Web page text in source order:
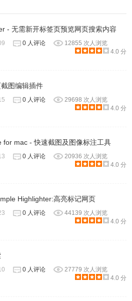
键字。WorldBrain'Memex会智能
次回车后，就可以跳转到全部搜
Memex 还支持更高级的搜索语
- 无需新开标签页预览网页搜索内容
0 人评论
12855 次人浏览
4.0 分
图编辑插件
0 人评论
29698 次人浏览
4.0 分
for mac - 快速截图及图像标注工具
0 人评论
20936 次人浏览
4.0 分
Highlighter:高亮标记网页
0 人评论
44139 次人浏览
4.0 分
0 人评论
27779 次人浏览
4.0 分